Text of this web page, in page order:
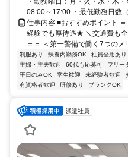
08:00～17:00 ・最低勤務日数
仕事内容 ■おすすめポイント
経験でも厚待遇★ ＼交通費も
＝＝ ＜第一警備で働く7つの
制服あり 扶養内勤務OK 社員登用あり
主婦・主夫歓迎
60代も応募可 フリー
平日のみOK
学生歓迎 未経験者歓迎
有資格者歓迎
研修あり ブランクOK
派遣社員